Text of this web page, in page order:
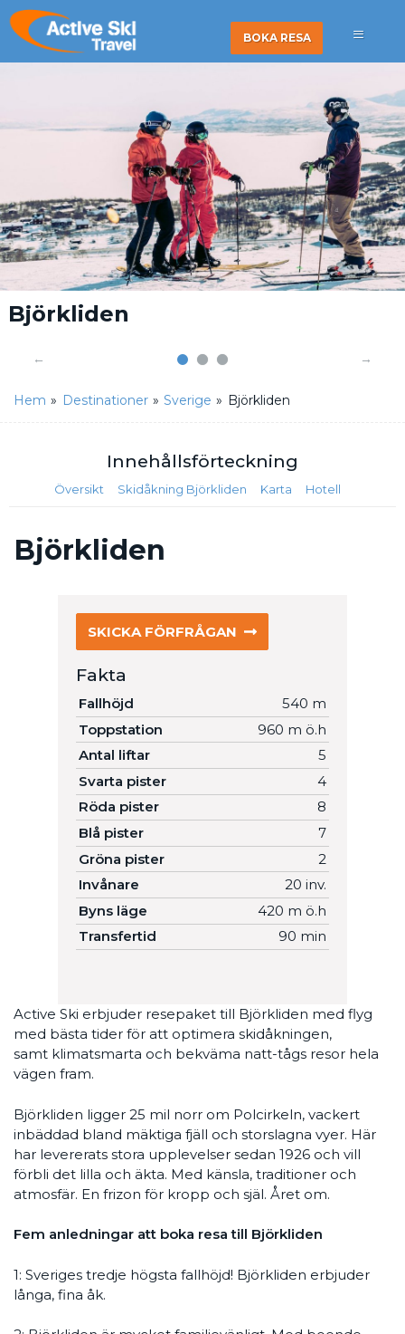
BOKA RESA
Björkliden
Hem » Destinationer » Sverige » Björkliden
Innehållsförteckning
Översikt Skidåkning Björkliden Karta Hotell
Björkliden
SKICKA FÖRFRÅGAN
Fakta
Fallhöjd
540 m
Toppstation
960 m ö.h
Antal liftar
5
Svarta pister
4
Röda pister
8
Blå pister
7
Gröna pister
2
Invånare
20 inv.
Byns läge
420 m ö.h
Transfertid
90 min
Active Ski erbjuder resepaket till Björkliden med flyg
med bästa tider för att optimera skidåkningen,
samt klimatsmarta och bekväma natt-tågs resor hela
vägen fram.
Björkliden ligger 25 mil norr om Polcirkeln, vackert
inbäddad bland mäktiga fjäll och storslagna vyer. Här
har levererats stora upplevelser sedan 1926 och vill
förbli det lilla och äkta. Med känsla, traditioner och
atmosfär. En frizon för kropp och själ. Året om.
Fem anledningar att boka resa till Björkliden
1: Sveriges tredje högsta fallhöjd! Björkliden erbjuder
långa, fina åk.